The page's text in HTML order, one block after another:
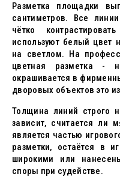
Разметка площадки
сантиметров. Все
чётко
используют белый цвет
на светлом. На
цветная разметка -
окрашивается в
дворовых объектов это
Толщина линий строго
зависит, считается ли
является частью
разметки, остаётся в
широкими или
споры при судействе.